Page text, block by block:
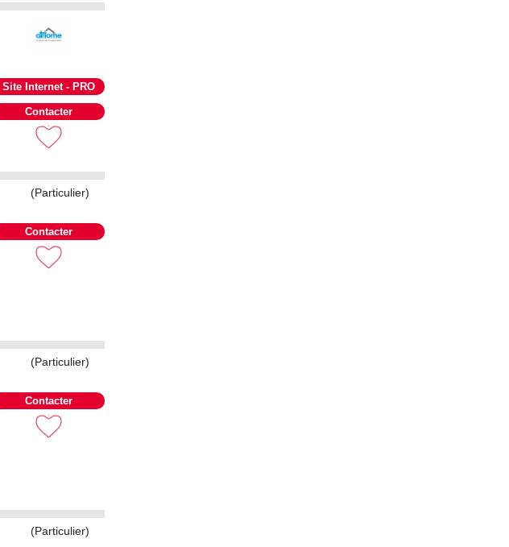
Site Internet - PRO
Contacter
(Particulier)
Contacter
(Particulier)
Contacter
(Particulier)